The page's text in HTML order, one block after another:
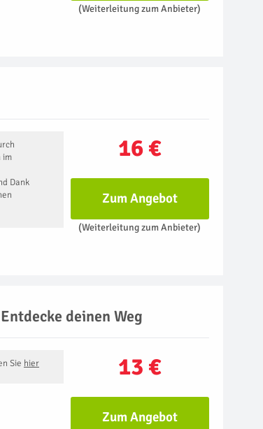
(Weiterleitung zum Anbieter)
16 €
im
Dank
Zum Angebot
(Weiterleitung zum Anbieter)
deinen Weg
13 €
Sie hier
Zum Angebot